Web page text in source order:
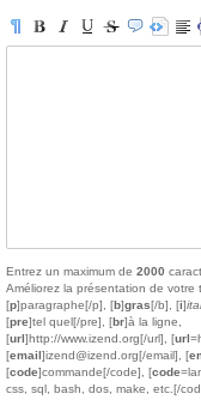
Entrez un maximum de 2000
Améliorez la présentation de
[p]paragraphe[/p], [b]gras[/b], [i]
[pre]tel quel[/pre], [br]à la ligne,
[url]http://www.izend.org[/url], [url
[email]izend@izend.org[/email], [
[code]commande[/code], [code
css, sql, bash, dos, make, etc.[/